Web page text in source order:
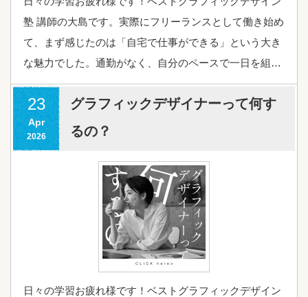
塾 講師の大島です。実際にフリーランスとして働き始め
て、まず感じたのは「自宅で仕事ができる」という大き
な魅力でした。通勤がなく、自分のペースで一日を組…
23
Apr
2026
グラフィックデザイナーって何す
るの？
日々の学習お疲れ様です！ベストグラフィックデザイン